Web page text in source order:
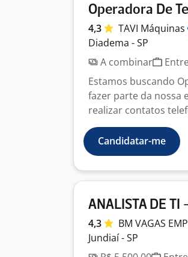
Operadora De
4,3 TAVI Máquinas
Diadema - SP
A combinar
Estamos buscando
fazer parte da nossa
realizar contatos
Candidatar-me
ANALISTA DE TI
4,3 BM VAGAS
Jundiaí - SP